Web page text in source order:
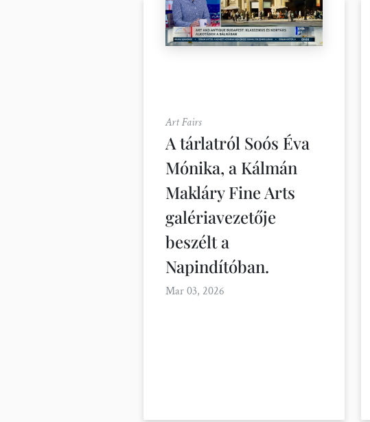
Art Fairs
A tárlatról Soós Éva
Mónika, a Kálmán
Makláry Fine Arts
galériavezetője
beszélt a
Napindítóban.
Mar 03, 2026